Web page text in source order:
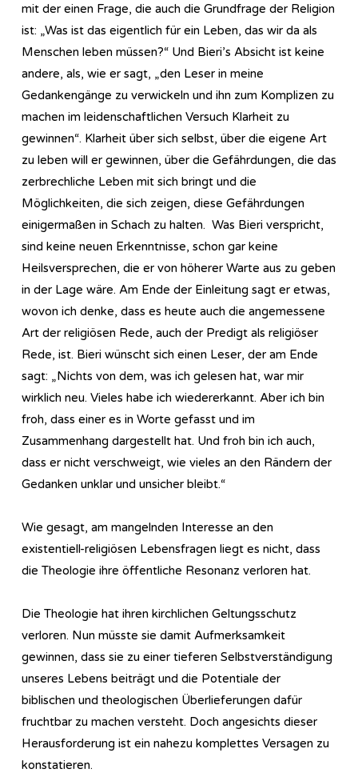
mit der einen Frage, die auch die Grundfrage der Religion
ist: „Was ist das eigentlich für ein Leben, das wir da als
Menschen leben müssen?“ Und Bieri’s Absicht ist keine
andere, als, wie er sagt, „den Leser in meine
Gedankengänge zu verwickeln und ihn zum Komplizen zu
machen im leidenschaftlichen Versuch Klarheit zu
gewinnen“. Klarheit über sich selbst, über die eigene Art
zu leben will er gewinnen, über die Gefährdungen, die das
zerbrechliche Leben mit sich bringt und die
Möglichkeiten, die sich zeigen, diese Gefährdungen
einigermaßen in Schach zu halten. Was Bieri verspricht,
sind keine neuen Erkenntnisse, schon gar keine
Heilsversprechen, die er von höherer Warte aus zu geben
in der Lage wäre. Am Ende der Einleitung sagt er etwas,
wovon ich denke, dass es heute auch die angemessene
Art der religiösen Rede, auch der Predigt als religiöser
Rede, ist. Bieri wünscht sich einen Leser, der am Ende
sagt: „Nichts von dem, was ich gelesen hat, war mir
wirklich neu. Vieles habe ich wiedererkannt. Aber ich bin
froh, dass einer es in Worte gefasst und im
Zusammenhang dargestellt hat. Und froh bin ich auch,
dass er nicht verschweigt, wie vieles an den Rändern der
Gedanken unklar und unsicher bleibt.“
Wie gesagt, am mangelnden Interesse an den
existentiell-religiösen Lebensfragen liegt es nicht, dass
die Theologie ihre öffentliche Resonanz verloren hat.
Die Theologie hat ihren kirchlichen Geltungsschutz
verloren. Nun müsste sie damit Aufmerksamkeit
gewinnen, dass sie zu einer tieferen Selbstverständigung
unseres Lebens beiträgt und die Potentiale der
biblischen und theologischen Überlieferungen dafür
fruchtbar zu machen versteht. Doch angesichts dieser
Herausforderung ist ein nahezu komplettes Versagen zu
konstatieren.